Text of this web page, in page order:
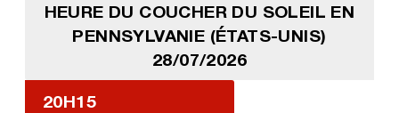
HEURE DU COUCHER DU SOLEIL EN
PENNSYLVANIE (ÉTATS-UNIS)
28/07/2026
20H15